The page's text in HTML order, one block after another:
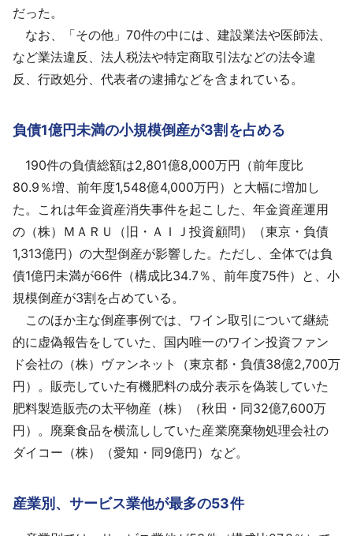
だった。
なお、「その他」70件の中には、建設業法や医師法、
など業法違反、法人税法や特定商取引法などの法令違
反、行政処分、代表者の逮捕などを含まれている。
負債1億円未満の小規模倒産が3割を占める
190件の負債総額は2,801億8,000万円（前年度比
80.9％増、前年度1,548億4,000万円）と大幅に増加し
た。これは年金資産消失事件を起こした、年金資産運用
の（株）ＭＡＲＵ（旧・ＡＩＪ投資顧問）（東京・負債
1,313億円）の大型倒産が影響した。ただし、全体では負
債1億円未満が66件（構成比34.7％、前年度75件）と、小
規模倒産が3割を占めている。
このほか主な倒産事例では、ワイン取引について継続
的に虚偽報告をしていた、国内唯一のワイン投資ファン
ド会社の（株）ヴァンネット（東京都・負債38億2,700万
円）。販売していた有機肥料の成分表示を偽装していた
肥料製造販売の太平物産（株）（秋田・同32億7,600万
円）。廃棄食品を横流ししていた産業廃棄物処理会社の
ダイコー（株）（愛知・同9億円）など。
産業別、サービス業他が最多の53件